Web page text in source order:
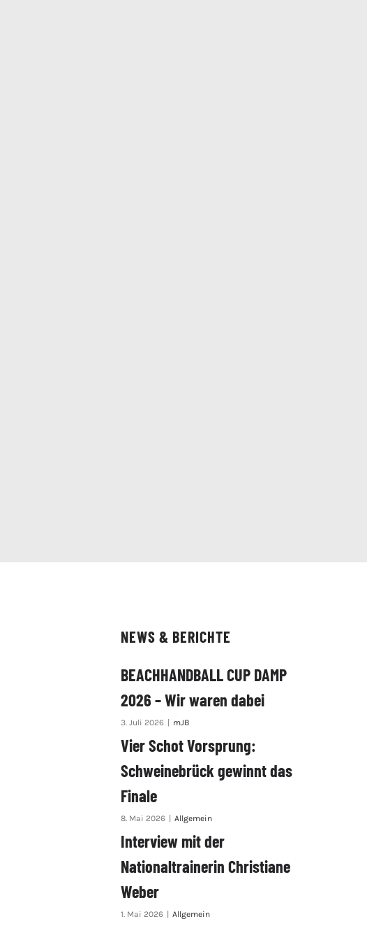
NEWS & BERICHTE
BEACHHANDBALL CUP DAMP
2026 – Wir waren dabei
3. Juli 2026 mJB
Vier Schot Vorsprung:
Schweinebrück gewinnt das
Finale
8. Mai 2026 Allgemein
Interview mit der
Nationaltrainerin Christiane
Weber
1. Mai 2026 Allgemein